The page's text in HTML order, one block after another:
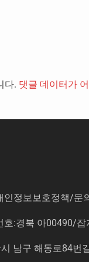
다. 댓글 데이터가
인정보보호정책/문
:경북 아00490/
남구 해동로84번